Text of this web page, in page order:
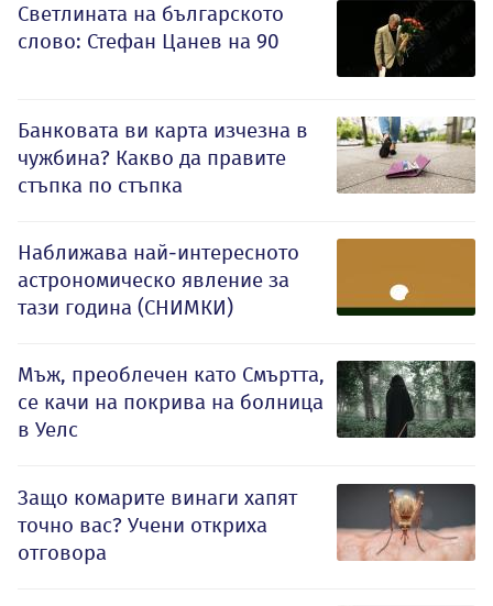
Светлината на българското
слово: Стефан Цанев на 90
Банковата ви карта изчезна в
чужбина? Какво да правите
стъпка по стъпка
Наближава най-интересното
астрономическо явление за
тази година (СНИМКИ)
Мъж, преоблечен като Смъртта,
се качи на покрива на болница
в Уелс
Защо комарите винаги хапят
точно вас? Учени откриха
отговора